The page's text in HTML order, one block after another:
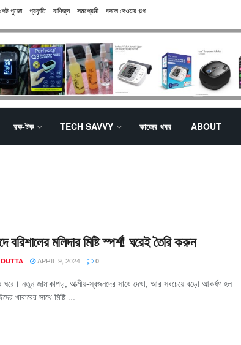
পেট পুজো প্রকৃতি বাণিজ্য সমপ্রেমী বদলে দেওয়ার গল্প
রক-টক TECH SAVVY কাজের খবর ABOUT
বরিশালের মলিদার মিষ্টি স্পর্শ! ঘরেই তৈরি করুন
APRIL 9, 2024 0
ঘরে। নতুন জামাকাপড়, আত্মীয়-স্বজনদের সাথে দেখা, আর সবচেয়ে বড়ো আকর্ষণ হল
খাবারের সাথে মিষ্টি ...